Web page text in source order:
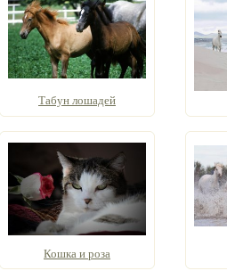
Табун лошадей
Кошка и роза